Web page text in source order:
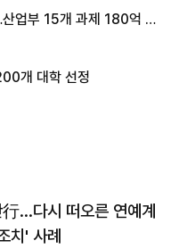
업부 15개 과제 180억 지
개 대학 선정
…다시 떠오른 연예계
치' 사례